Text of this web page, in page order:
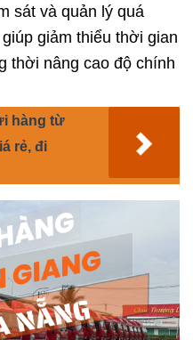
sát và quản lý quá
giảm thiểu thời gian
thời nâng cao độ chính
hàng từ
rẻ, đi